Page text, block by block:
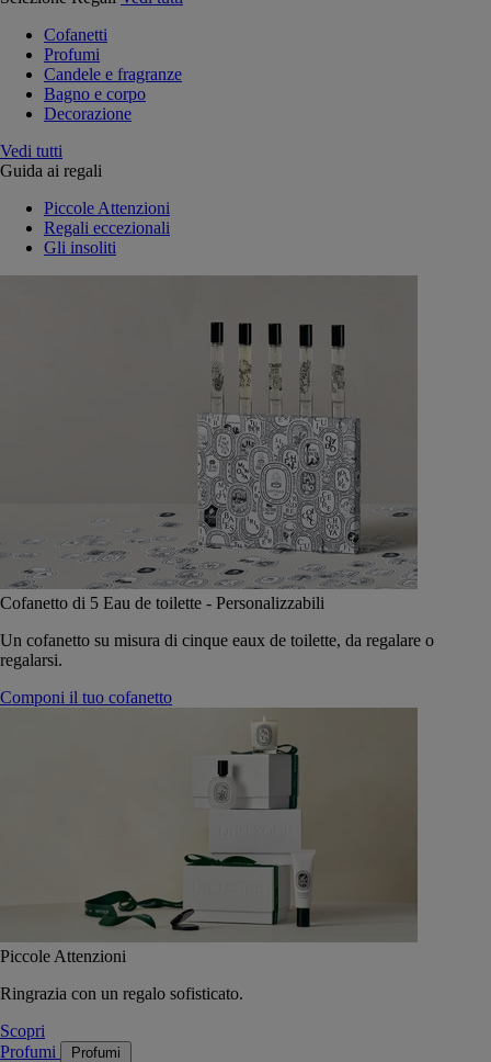
Cofanetti
Profumi
Candele e fragranze
Bagno e corpo
Decorazione
Vedi tutti
Guida ai regali
Piccole Attenzioni
Regali eccezionali
Gli insoliti
Cofanetto di 5 Eau de toilette - Personalizzabili
Un cofanetto su misura di cinque eaux de toilette, da regalare o
regalarsi.
Componi il tuo cofanetto
Piccole Attenzioni
Ringrazia con un regalo sofisticato.
Scopri
Profumi
Profumi